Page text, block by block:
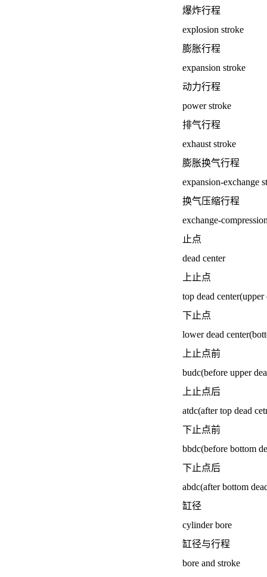
爆炸行程
explosion stroke
膨胀行程
expansion stroke
动力行程
power stroke
排气行程
exhaust stroke
膨胀换气行程
expansion-exchange
换气压缩行程
exchange-
止点
dead center
上止点
top dead center(upper
下止点
lower dead
上止点前
budc(before upper
上止点后
atdc(after top dead
下止点前
bbdc(before bottom
下止点后
abdc(after bottom
缸径
cylinder bore
缸径与行程
bore and stroke